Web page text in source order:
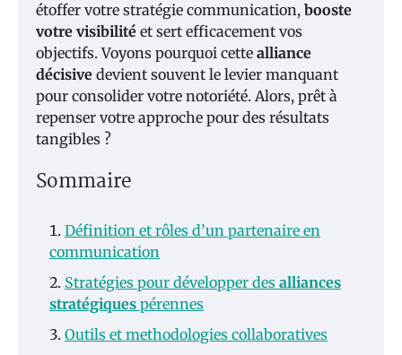
étoffer votre stratégie communication, booste
votre visibilité et sert efficacement vos
objectifs. Voyons pourquoi cette alliance
décisive devient souvent le levier manquant
pour consolider votre notoriété. Alors, prêt à
repenser votre approche pour des résultats
tangibles ?
Sommaire
Définition et rôles d’un partenaire en
communication
Stratégies pour développer des alliances
stratégiques pérennes
Outils et methodologies collaboratives